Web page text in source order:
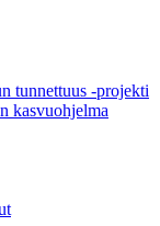
tunnettuus -projekti
kasvuohjelma